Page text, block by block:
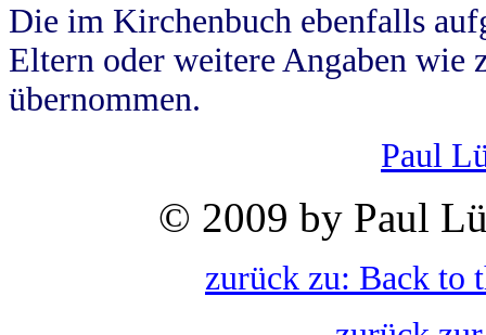
Die im Kirchenbuch ebenfalls
Eltern oder weitere Angaben wie
übernommen.
Paul
© 2009 by Paul
zurück zu: Back to